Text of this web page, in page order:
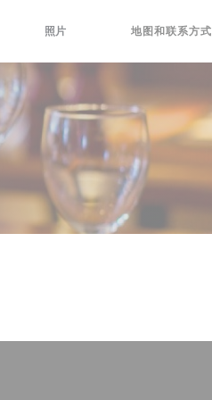
照片
((在新窗口中打开))
((在新窗口中打开))
地图和联系方式